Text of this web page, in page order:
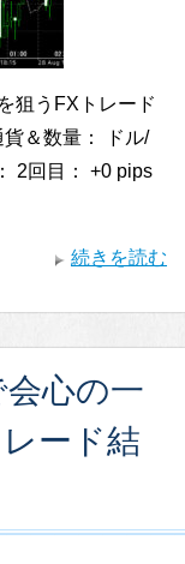
狙うFXトレード
＆数量： ドル/
2回目： +0 pips
続きを読む
会心の一
ード結